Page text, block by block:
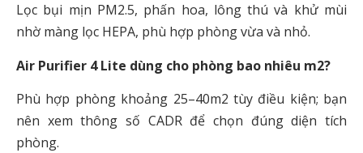
Lọc bụi mịn PM2.5, phấn hoa, lông thú và khử mùi
nhờ màng lọc HEPA, phù hợp phòng vừa và nhỏ.
Air Purifier 4 Lite dùng cho phòng bao nhiêu m2?
Phù hợp phòng khoảng 25–40m2 tùy điều kiện; bạn
nên xem thông số CADR để chọn đúng diện tích
phòng.